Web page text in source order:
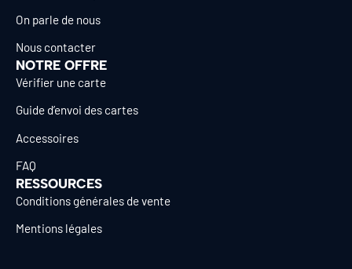
On parle de nous
Nous contacter
NOTRE OFFRE
Vérifier une carte
Guide d’envoi des cartes
Accessoires
FAQ
RESSOURCES
Conditions générales de vente
Mentions légales